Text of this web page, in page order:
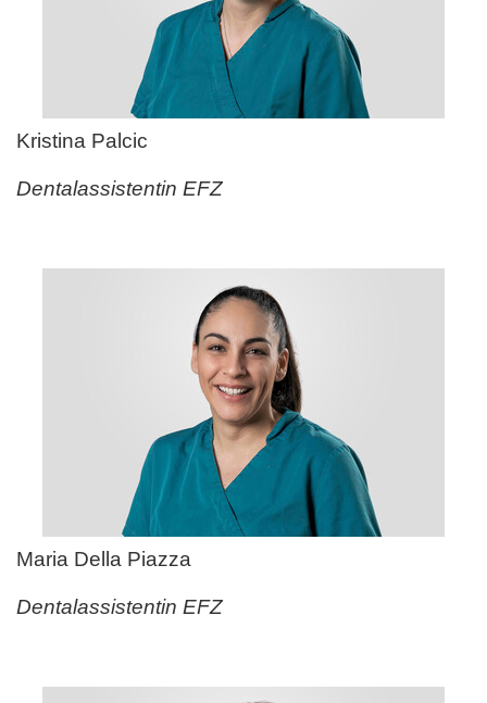
Kristina Palcic
Dentalassistentin EFZ
Maria Della Piazza
Dentalassistentin EFZ